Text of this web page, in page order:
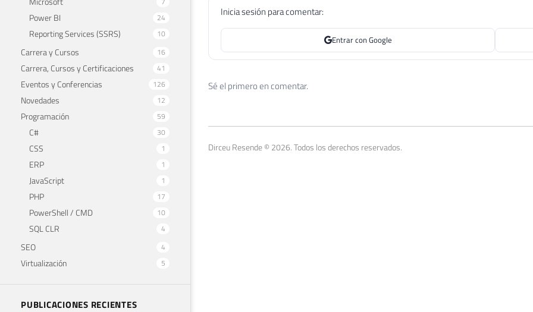
Power BI 24
Reporting Services (SSRS) 10
Carrera y Cursos 16
Carrera, Cursos y Certificaciones 41
Eventos y Conferencias 126
Novedades 12
Programación 59
C# 30
CSS 1
ERP 1
JavaScript 1
PHP 17
PowerShell / CMD 10
SQL CLR 4
SEO 4
Virtualización 5
PUBLICACIONES RECIENTES
Inicia sesión para comentar:
Entrar con Google
Sé el primero en comentar.
Dirceu Resende © 2026. Todos los derechos reservados.